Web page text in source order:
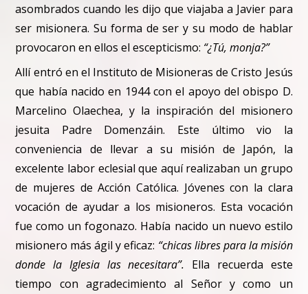
asombrados cuando les dijo que viajaba a Javier para
ser misionera. Su forma de ser y su modo de hablar
provocaron en ellos el escepticismo: “¿Tú, monja?”
Allí entró en el Instituto de Misioneras de Cristo Jesús
que había nacido en 1944 con el apoyo del obispo D.
Marcelino Olaechea, y la inspiración del misionero
jesuita Padre Domenzáin. Este último vio la
conveniencia de llevar a su misión de Japón, la
excelente labor eclesial que aquí realizaban un grupo
de mujeres de Acción Católica. Jóvenes con la clara
vocación de ayudar a los misioneros. Esta vocación
fue como un fogonazo. Había nacido un nuevo estilo
misionero más ágil y eficaz: “chicas libres para la misión
donde la Iglesia las necesitara”. Ella recuerda este
tiempo con agradecimiento al Señor y como un